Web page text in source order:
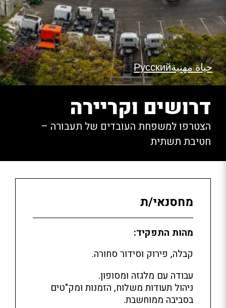
דרושים וקריירה
הצטרפו למשפחת העובדים של תעבורה –
חטיבת תשתית
حياة مهنيةРусский
מחסנאי/ת
מהות התפקיד:
קבלה, פירוק וסידור סחורה.
עבודה עם מלגזה ומסופון.
ניהול תעודות משלוח, הזמנות ומק"טים
בסביבה ממוחשבת.